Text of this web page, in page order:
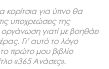
για ύπνο θα
υποχρεώσεις της
γιατί με βοηθάει
Γι’ αυτό το λόγο
πρώτο μου βιβλίο
«365 Ανάσες».